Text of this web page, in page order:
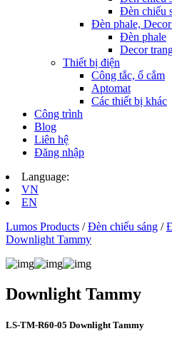
Đèn chiếu
Đèn phale,
Đèn phale
Decor
Thiết bị điện
Công tắc, ổ cắm
Aptomat
Các thiết bị khác
Công trình
Blog
Liên hệ
Đăng nhập
Language:
VN
EN
Lumos Products /Đèn chiếu sáng /
Downlight Tammy
Downlight Tammy
LS‑TM‑R60‑05 Downlight Tammy